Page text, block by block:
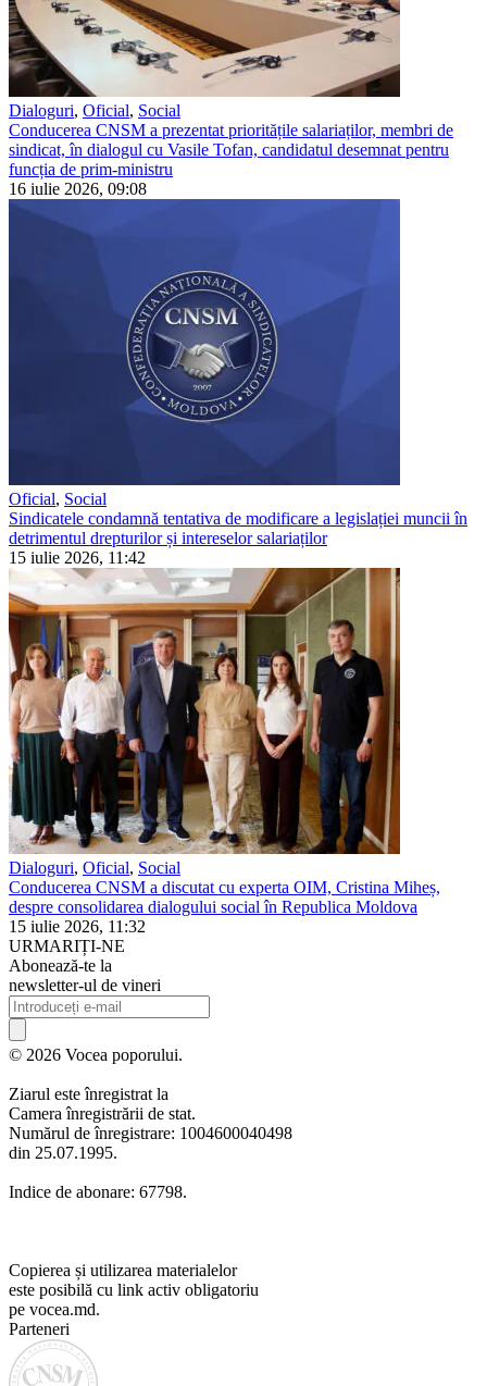
Dialoguri, Oficial, Social
Conducerea CNSM a prezentat prioritățile salariaților, membri de
sindicat, în dialogul cu Vasile Tofan, candidatul desemnat pentru
funcția de prim-ministru
16 iulie 2026, 09:08
Oficial, Social
Sindicatele condamnă tentativa de modificare a legislației muncii în
detrimentul drepturilor și intereselor salariaților
15 iulie 2026, 11:42
Dialoguri, Oficial, Social
Conducerea CNSM a discutat cu experta OIM, Cristina Miheș,
despre consolidarea dialogului social în Republica Moldova
15 iulie 2026, 11:32
URMARIȚI-NE
Abonează-te la
newsletter-ul de vineri
© 2026 Vocea poporului.
Ziarul este înregistrat la
Camera înregistrării de stat.
Numărul de înregistrare: 1004600040498
din 25.07.1995.
Indice de abonare: 67798.
Copierea și utilizarea materialelor
este posibilă cu link activ obligatoriu
pe vocea.md.
Parteneri